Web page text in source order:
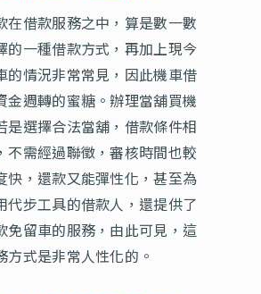
在借款服務之中，算是數一數
的一種借款方式，再加上現今
的情況非常常見，因此機車借
金週轉的蜜糖。辦理當舖買機
是選擇合法當舖，借款條件相
不需經過聯徵，審核時間也較
快，還款又能彈性化，甚至為
代步工具的借款人，還提供了
免留車的服務，由此可見，這
方式是非常人性化的。